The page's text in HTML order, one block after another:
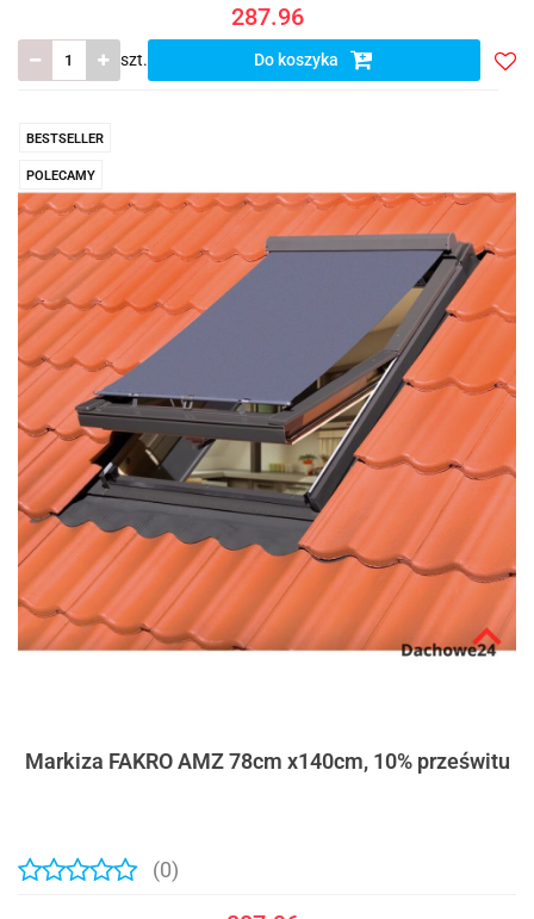
287.96
szt. Do koszyka
BESTSELLER
POLECAMY
Markiza FAKRO AMZ 78cm x140cm, 10% prześwitu
(0)